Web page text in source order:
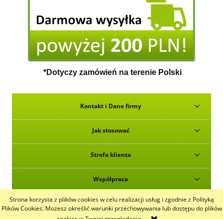
Strona korzysta z plików cookies w celu realizacji usług i zgodnie z Polityką
Plików Cookies. Możesz określić warunki przechowywania lub dostępu do plików
*Dotyczy zamówień na terenie Polski
Kontakt i Dane firmy
Jak stosować
Strefa klienta
Współpraca
pokaż pełną wersję strony